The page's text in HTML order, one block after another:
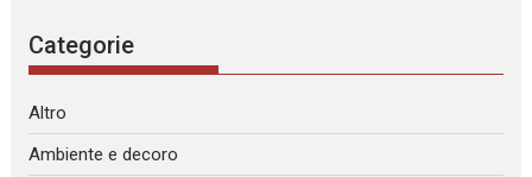
Categorie
Altro
Ambiente e decoro